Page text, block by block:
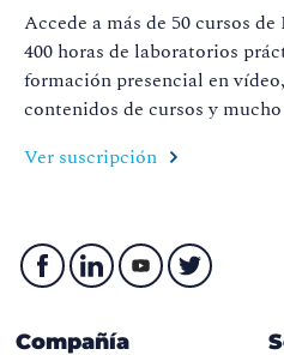
Accede a más de 50 cursos de
400 horas de laboratorios
formación presencial en
contenidos de cursos y
Ver suscripción
Compañía